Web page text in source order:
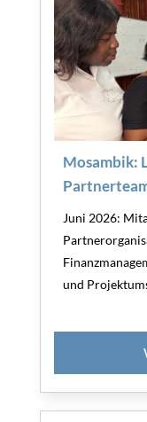
Mosambik:
Juni 2026:
und